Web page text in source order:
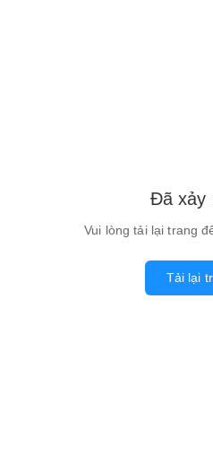
Đã xảy
Vui lòng tải lại trang
Tải lại